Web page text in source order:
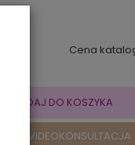
Cena
DODAJ DO KOSZYKA
VIDEOKONSULTACJA